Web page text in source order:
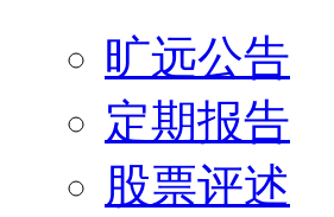
旷远公告
定期报告
股票评述